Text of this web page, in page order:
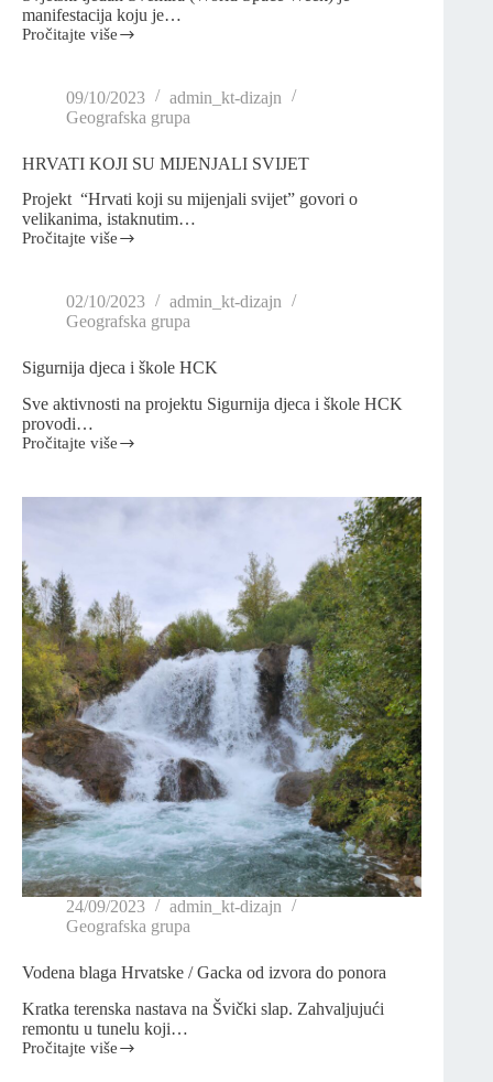
manifestacija koju je…
Pročitajte više
09/10/2023
admin_kt-dizajn
Geografska grupa
HRVATI KOJI SU MIJENJALI SVIJET
Projekt “Hrvati koji su mijenjali svijet” govori o
velikanima, istaknutim…
Pročitajte više
02/10/2023
admin_kt-dizajn
Geografska grupa
Sigurnija djeca i škole HCK
Sve aktivnosti na projektu Sigurnija djeca i škole HCK
provodi…
Pročitajte više
24/09/2023
admin_kt-dizajn
Geografska grupa
Vodena blaga Hrvatske / Gacka od izvora do ponora
Kratka terenska nastava na Švički slap. Zahvaljujući
remontu u tunelu koji…
Pročitajte više